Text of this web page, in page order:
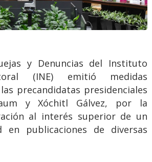
y Denuncias del Instituto
(INE) emitió medidas
precandidatas presidenciales
y Xóchitl Gálvez, por la
al interés superior de un
en publicaciones de diversas